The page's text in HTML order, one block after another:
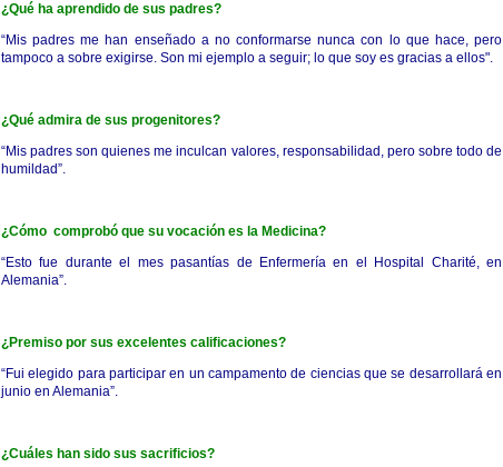
¿Qué ha aprendido de sus padres?
“Mis padres me han enseñado a no conformarse nunca con lo que hace, pero
tampoco a sobre exigirse. Son mi ejemplo a seguir; lo que soy es gracias a ellos".
¿Qué admira de sus progenitores?
“Mis padres son quienes me inculcan valores, responsabilidad, pero sobre todo de
humildad”.
¿Cómo comprobó que su vocación es la Medicina?
“Esto fue durante el mes pasantías de Enfermería en el Hospital Charité, en
Alemania”.
¿Premiso por sus excelentes calificaciones?
“Fui elegido para participar en un campamento de ciencias que se desarrollará en
junio en Alemania”.
¿Cuáles han sido sus sacrificios?